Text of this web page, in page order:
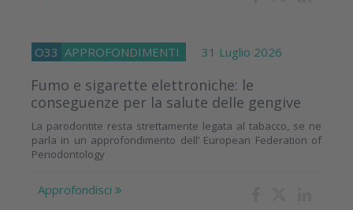
O33 APPROFONDIMENTI 31 Luglio 2026
Fumo e sigarette elettroniche: le
conseguenze per la salute delle gengive
La parodontite resta strettamente legata al tabacco, se ne
parla in un approfondimento dell’ European Federation of
Periodontology
Approfondisci